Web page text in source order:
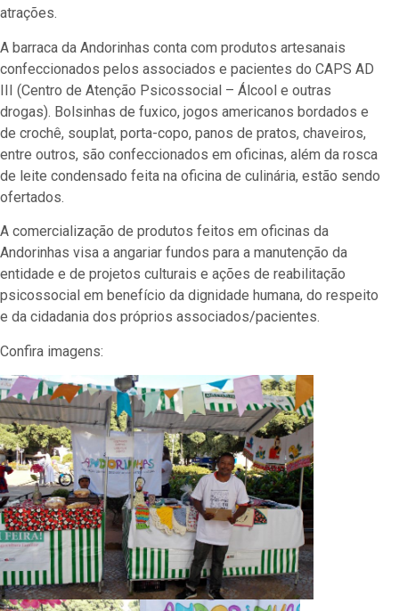
atrações.
A barraca da Andorinhas conta com produtos artesanais
confeccionados pelos associados e pacientes do CAPS AD
III (Centro de Atenção Psicossocial – Álcool e outras
drogas). Bolsinhas de fuxico, jogos americanos bordados e
de crochê, souplat, porta-copo, panos de pratos, chaveiros,
entre outros, são confeccionados em oficinas, além da rosca
de leite condensado feita na oficina de culinária, estão sendo
ofertados.
A comercialização de produtos feitos em oficinas da
Andorinhas visa a angariar fundos para a manutenção da
entidade e de projetos culturais e ações de reabilitação
psicossocial em benefício da dignidade humana, do respeito
e da cidadania dos próprios associados/pacientes.
Confira imagens: